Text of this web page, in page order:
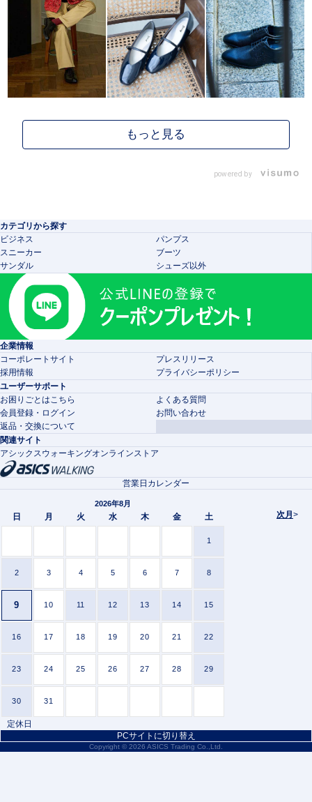
powered by
カテゴリから探す
ビジネス
パンプス
スニーカー
ブーツ
サンダル
シューズ以外
企業情報
コーポレートサイト
プレスリリース
採用情報
プライバシーポリシー
ユーザーサポート
お困りごとはこちら
よくある質問
会員登録・ログイン
お問い合わせ
返品・交換について
関連サイト
アシックスウォーキングオンラインストア
次月>
営業日カレンダー
2026年8月
日 月 火 水 木 金 土
1
2 3 4 5 6 7 8
9 10 11 12 13 14 15
16 17 18 19 20 21 22
23 24 25 26 27 28 29
30 31
定休日
PCサイトに切り替え
Copyright © 2026 ASICS Trading Co.,Ltd.